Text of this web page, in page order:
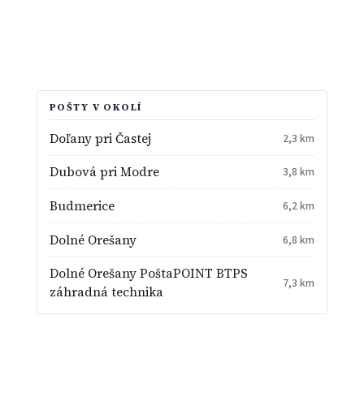
POŠTY V OKOLÍ
Doľany pri Častej 2,3 km
Dubová pri Modre 3,8 km
Budmerice 6,2 km
Dolné Orešany 6,8 km
Dolné Orešany PoštaPOINT BTPS
záhradná technika
7,3 km